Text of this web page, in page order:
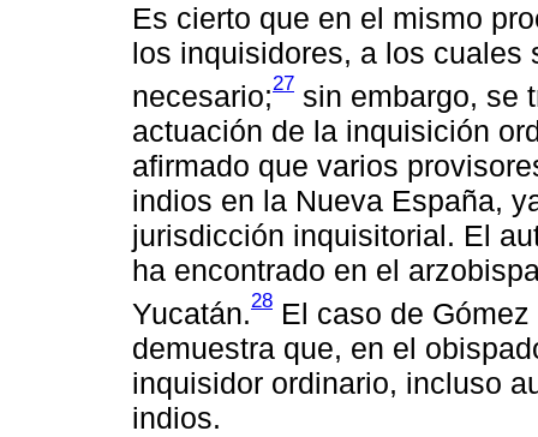
Es cierto que en el mismo
los inquisidores, a los cuales
necesario;27 sin embargo, se
actuación de la inquisición
afirmado que varios
indios en la Nueva España,
jurisdicción inquisitorial. El
ha encontrado en el
Yucatán.28 El caso de
demuestra que, en el
inquisidor ordinario, incluso
indios.